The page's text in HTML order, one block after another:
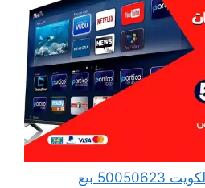
بيع تلفزيونات شاشات الكويت 50050623 بيع